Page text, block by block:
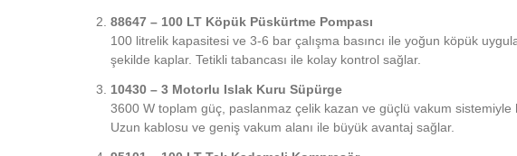
88647 – 100 LT Köpük Püskürtme Pompası
100 litrelik kapasitesi ve 3-6 bar çalışma basıncı ile yoğun köpük
şekilde kaplar. Tetikli tabancası ile kolay kontrol sağlar.
10430 – 3 Motorlu Islak Kuru Süpürge
3600 W toplam güç, paslanmaz çelik kazan ve güçlü vakum sistemiyle
Uzun kablosu ve geniş vakum alanı ile büyük avantaj sağlar.